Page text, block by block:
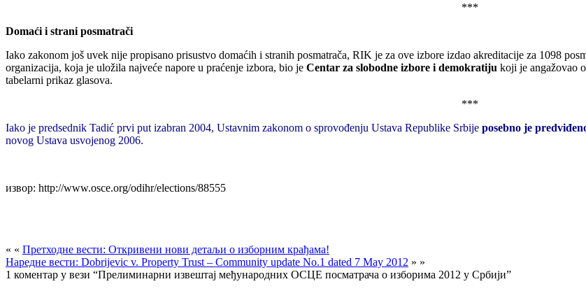
***
Domaći i strani posmatrači
Iako zakonom još uvek nije propisano prisustvo domaćih i stranih posmatrača, RIK je za ove izbore izdao akreditacije za 1098
organizacija, koja je uložila najveće napore u praćenje izbora, bio je Centar za slobodne izbore i demokratiju koji je angažovao
tabelarni prikaz glasova.
***
Iako je predsednik Tadić prvi put izabran 2004, Ustavnim zakonom o sprovođenju Ustava Republike Srbije posebno je
novog Ustava usvojenog 2006.
извор: http://www.osce.org/odihr/elections/88555
« « Претходне вести: Откривени нови детаљи о изборним крађама!
Наредне вести: Dobrijevic v. Property Trust – Community update No.1 dated 7 May 2012 » »
1 коментар у вези “Прелиминарни извештај међународних ОСЦЕ посматрача о изборима 2012 у Србији”